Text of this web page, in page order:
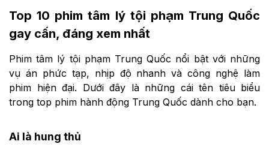
Top 10 phim tâm lý tội phạm Trung Quốc
gay cấn, đáng xem nhất
Phim tâm lý tội phạm Trung Quốc nổi bật với những
vụ án phức tạp, nhịp độ nhanh và công nghệ làm
phim hiện đại. Dưới đây là những cái tên tiêu biểu
trong top phim hành động Trung Quốc dành cho bạn.
Ai là hung thủ